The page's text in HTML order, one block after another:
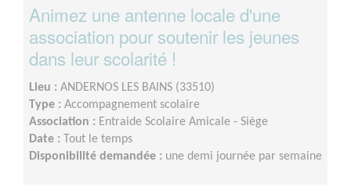
Animez une antenne locale d'une
association pour soutenir les jeunes
dans leur scolarité !
Lieu : ANDERNOS LES BAINS (33510)
Type : Accompagnement scolaire
Association : Entraide Scolaire Amicale - Siège
Date : Tout le temps
Disponibilité demandée : une demi journée par semaine